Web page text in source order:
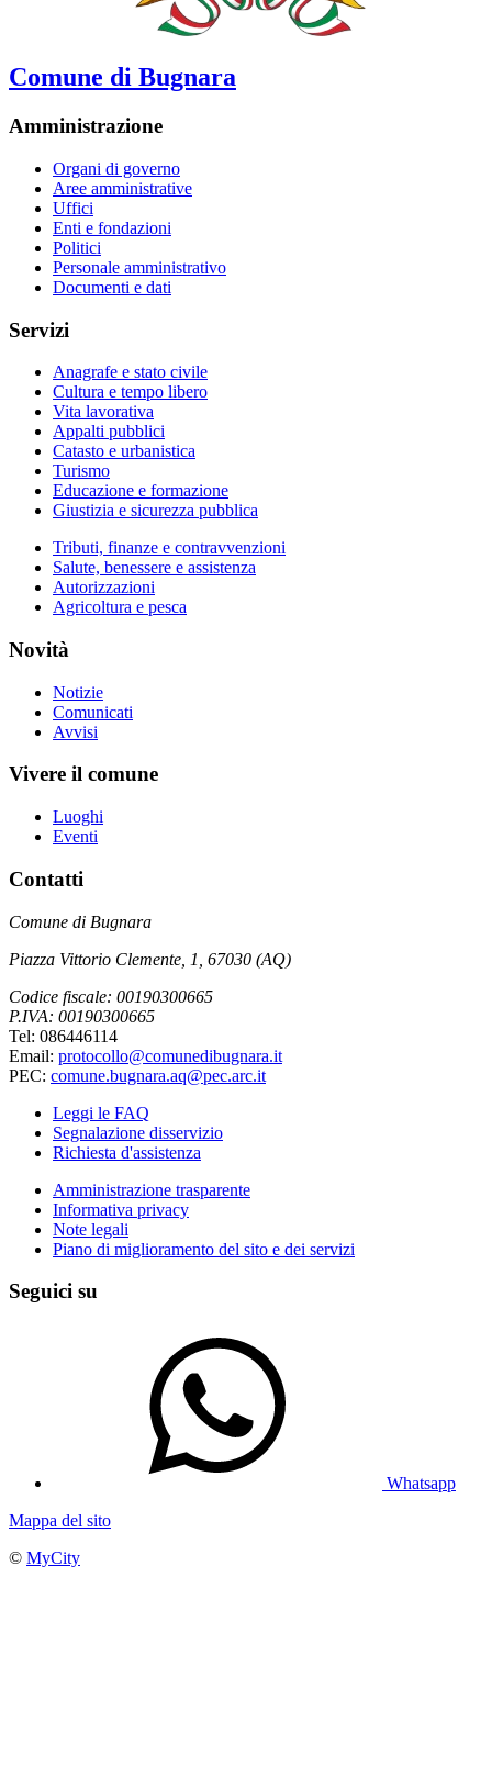
Comune di Bugnara
Amministrazione
Organi di governo
Aree amministrative
Uffici
Enti e fondazioni
Politici
Personale amministrativo
Documenti e dati
Servizi
Anagrafe e stato civile
Cultura e tempo libero
Vita lavorativa
Appalti pubblici
Catasto e urbanistica
Turismo
Educazione e formazione
Giustizia e sicurezza pubblica
Tributi, finanze e contravvenzioni
Salute, benessere e assistenza
Autorizzazioni
Agricoltura e pesca
Novità
Notizie
Comunicati
Avvisi
Vivere il comune
Luoghi
Eventi
Contatti
Comune di Bugnara
Piazza Vittorio Clemente, 1, 67030 (AQ)
Codice fiscale: 00190300665
P.IVA: 00190300665
Tel: 086446114
Email: protocollo@comunedibugnara.it
PEC: comune.bugnara.aq@pec.arc.it
Leggi le FAQ
Segnalazione disservizio
Richiesta d'assistenza
Amministrazione trasparente
Informativa privacy
Note legali
Piano di miglioramento del sito e dei servizi
Seguici su
Whatsapp
Mappa del sito
© MyCity